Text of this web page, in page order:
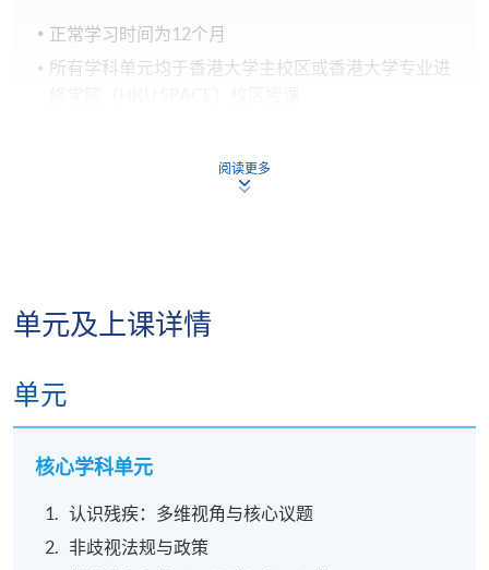
正常学习时间为12个月
所有学科单元均于香港大学主校区或香港大学专业进
2465-LW036A
逢周一、周四、周日， -
上水教学中心
阅读更多
单元及上课详情
单元
核心学科单元
认识残疾：多维视角与核心议题
非歧视法规与政策